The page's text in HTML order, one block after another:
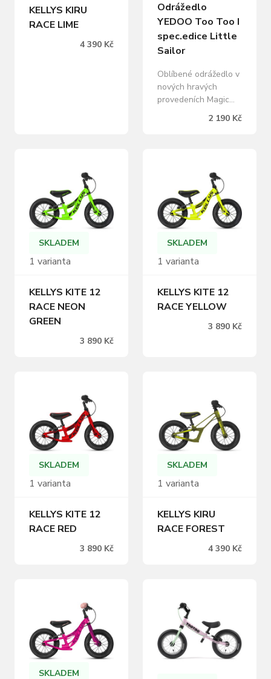
KELLYS KIRU
RACE LIME
4 390 Kč
Odrážedlo
YEDOO Too Too I
spec.edice Little
Sailor
Oblíbené odrážedlo v
nových hravých
provedeních Magic
Forest, Happy
Monster a Little
Odlehčený rám,
ergonomické sedlo a
madla s rozšířenými
konci pro bezpečnější
a hravější jízdu.
Zvedněte kotvu a
dobrodružství. Ahooj,
2 190 Kč
SKLADEM
1 varianta
KELLYS KITE 12
RACE NEON
GREEN
3 890 Kč
SKLADEM
1 varianta
KELLYS KITE 12
RACE YELLOW
3 890 Kč
SKLADEM
1 varianta
KELLYS KITE 12
RACE RED
3 890 Kč
SKLADEM
1 varianta
KELLYS KIRU
RACE FOREST
4 390 Kč
SKLADEM